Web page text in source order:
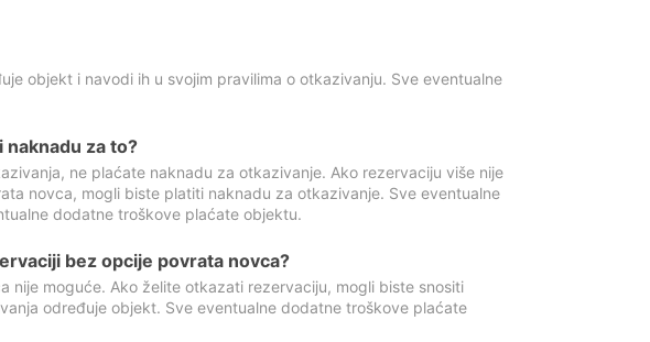
objekt i navodi ih u svojim pravilima o otkazivanju. Sve eventualne
za to?
ne plaćate naknadu za otkazivanje. Ako rezervaciju više nije
novca, mogli biste platiti naknadu za otkazivanje. Sve eventualne
dodatne troškove plaćate objektu.
bez opcije povrata novca?
nije moguće. Ako želite otkazati rezervaciju, mogli biste snositi
određuje objekt. Sve eventualne dodatne troškove plaćate